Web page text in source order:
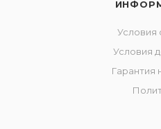
Условия
Условия
Гарантия